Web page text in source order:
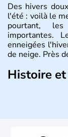
Des hivers
l'été : voilà le
pourtant,
importantes.
enneigées
de neige. Près
Histoire
L'Israël est un